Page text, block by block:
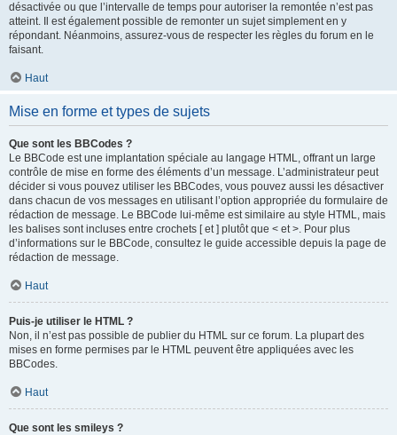
désactivée ou que l’intervalle de temps pour autoriser la remontée n’est pas
atteint. Il est également possible de remonter un sujet simplement en y
répondant. Néanmoins, assurez-vous de respecter les règles du forum en le
faisant.
Haut
Mise en forme et types de sujets
Que sont les BBCodes ?
Le BBCode est une implantation spéciale au langage HTML, offrant un large
contrôle de mise en forme des éléments d’un message. L’administrateur peut
décider si vous pouvez utiliser les BBCodes, vous pouvez aussi les désactiver
dans chacun de vos messages en utilisant l’option appropriée du formulaire de
rédaction de message. Le BBCode lui-même est similaire au style HTML, mais
les balises sont incluses entre crochets [ et ] plutôt que < et >. Pour plus
d’informations sur le BBCode, consultez le guide accessible depuis la page de
rédaction de message.
Haut
Puis-je utiliser le HTML ?
Non, il n’est pas possible de publier du HTML sur ce forum. La plupart des
mises en forme permises par le HTML peuvent être appliquées avec les
BBCodes.
Haut
Que sont les smileys ?